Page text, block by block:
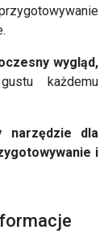
wygląd,
każdemu
narzędzie dla
i